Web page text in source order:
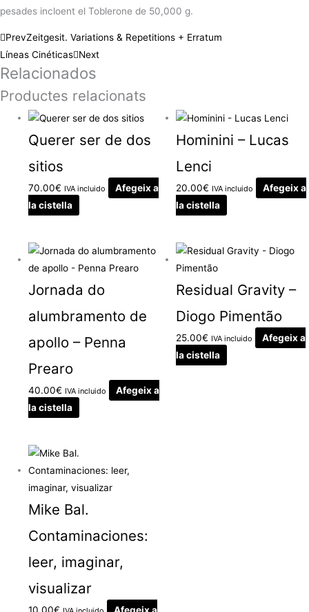
pesades incloent el Toblerone de 50,000 g.
PrevZeitgesit. Variations & Repetitions + Erratum
Líneas Cinéticas Next
Relacionados
Productes relacionats
Querer ser de dos
sitios
70.00€ IVA incluido
Afegeix a
la cistella
Hominini – Lucas
Lenci
20.00€ IVA incluido
Afegeix a
la cistella
Jornada do
alumbramento de
apollo – Penna
Prearo
40.00€ IVA incluido
Afegeix a
la cistella
Residual Gravity –
Diogo Pimentão
25.00€ IVA incluido
Afegeix a
la cistella
Mike Bal.
Contaminaciones:
leer, imaginar,
visualizar